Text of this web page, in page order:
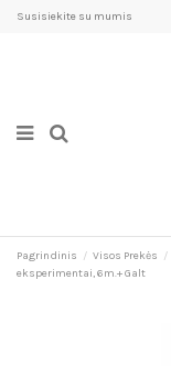
Susisiekite su mumis
Pagrindinis Visos Prekės
eksperimentai, 6m.+ Galt